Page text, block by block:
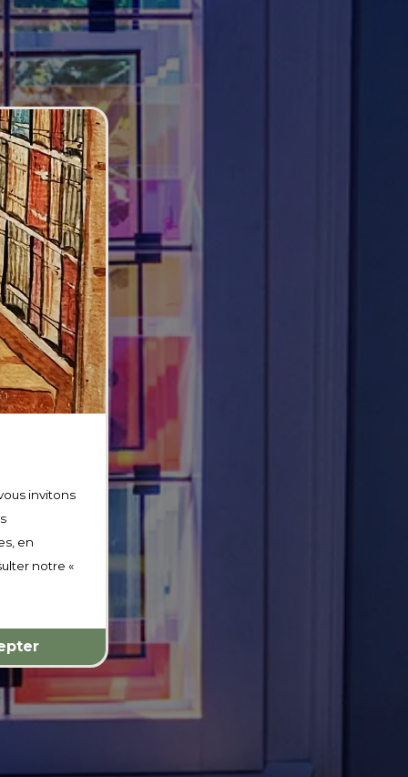
invitons
en
notre «